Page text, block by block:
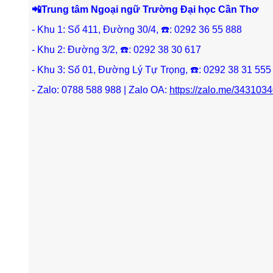
📲Trung tâm Ngoại ngữ Trường Đại học Cần Thơ
- Khu 1: Số 411, Đường 30/4, ☎️: 0292 36 55 888
- Khu 2: Đường 3/2, ☎️: 0292 38 30 617
- Khu 3: Số 01, Đường Lý Tự Trọng, ☎️: 0292 38 31 555
- Zalo: 0788 588 988 | Zalo OA: https://zalo.me/